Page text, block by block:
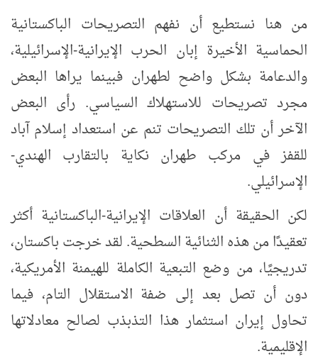
من هنا نستطيع أن نفهم التصريحات الباكستانية
الحماسية الأخيرة إبان الحرب الإيرانية-الإسرائيلية،
والدعامة بشكل واضح لطهران فبينما يراها البعض
مجرد تصريحات للاستهلاك السياسي. رأى البعض
الآخر أن تلك التصريحات تنم عن استعداد إسلام آباد
للقفز في مركب طهران نكاية بالتقارب الهندي-
الإسرائيلي.
لكن الحقيقة أن العلاقات الإيرانية-الباكستانية أكثر
تعقيدًا من هذه الثنائية السطحية. لقد خرجت باكستان،
تدريجيًا، من وضع التبعية الكاملة للهيمنة الأمريكية،
دون أن تصل بعد إلى ضفة الاستقلال التام، فيما
تحاول إيران استثمار هذا التذبذب لصالح معادلاتها
الإقليمية.